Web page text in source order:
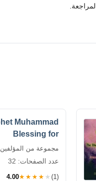
Muhammad
Blessing for
مجموعة من المؤلفين
عدد الصفحات: 32
4.00★★★★★ (1)